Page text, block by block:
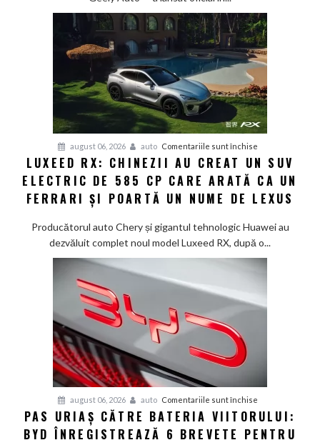
doar
12
minute:
lansează
noua
generație
Smart
în
China
august 06, 2026 auto Comentariile sunt închise
Luxeed
RX:
Chinezii
creat
un
585
și
poartă
LUXEED RX: CHINEZII AU CREAT UN SUV
ELECTRIC DE 585 CP CARE ARATĂ CA UN
FERRARI ȘI POARTĂ UN NUME DE LEXUS
Producătorul auto Chery și gigantul tehnologic Huawei au
dezvăluit complet noul model Luxeed RX, după o...
august 06, 2026 auto Comentariile sunt închise
uriaș
PAS URIAȘ CĂTRE BATERIA VIITORULUI:
BYD ÎNREGISTREAZĂ 6 BREVETE PENTRU